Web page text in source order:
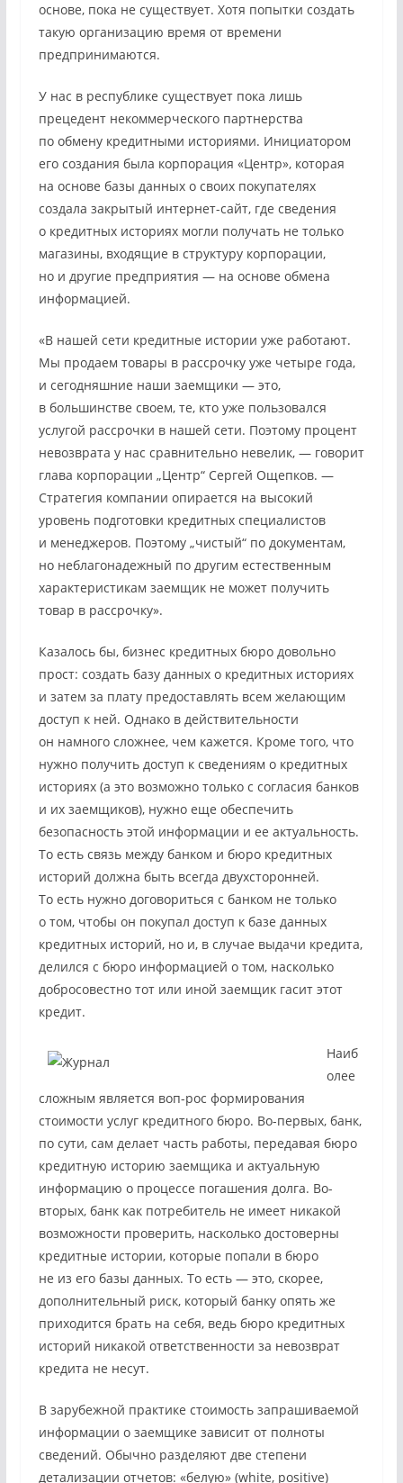
основе, пока не существует. Хотя попытки создать
такую организацию время от времени
предпринимаются.
У нас в республике существует пока лишь
прецедент некоммерческого партнерства
по обмену кредитными историями. Инициатором
его создания была корпорация «Центр», которая
на основе базы данных о своих покупателях
создала закрытый интернет-сайт, где сведения
о кредитных историях могли получать не только
магазины, входящие в структуру корпорации,
но и другие предприятия — на основе обмена
информацией.
«В нашей сети кредитные истории уже работают.
Мы продаем товары в рассрочку уже четыре года,
и сегодняшние наши заемщики — это,
в большинстве своем, те, кто уже пользовался
услугой рассрочки в нашей сети. Поэтому процент
невозврата у нас сравнительно невелик, — говорит
глава корпорации „Центр“ Сергей Ощепков. —
Стратегия компании опирается на высокий
уровень подготовки кредитных специалистов
и менеджеров. Поэтому „чистый“ по документам,
но неблагонадежный по другим естественным
характеристикам заемщик не может получить
товар в рассрочку».
Казалось бы, бизнес кредитных бюро довольно
прост: создать базу данных о кредитных историях
и затем за плату предоставлять всем желающим
доступ к ней. Однако в действительности
он намного сложнее, чем кажется. Кроме того, что
нужно получить доступ к сведениям о кредитных
историях (а это возможно только с согласия банков
и их заемщиков), нужно еще обеспечить
безопасность этой информации и ее актуальность.
То есть связь между банком и бюро кредитных
историй должна быть всегда двухсторонней.
То есть нужно договориться с банком не только
о том, чтобы он покупал доступ к базе данных
кредитных историй, но и, в случае выдачи кредита,
делился с бюро информацией о том, насколько
добросовестно тот или иной заемщик гасит этот
кредит.
Наиб
олее
сложным является воп-рос формирования
стоимости услуг кредитного бюро. Во-первых, банк,
по сути, сам делает часть работы, передавая бюро
кредитную историю заемщика и актуальную
информацию о процессе погашения долга. Во-
вторых, банк как потребитель не имеет никакой
возможности проверить, насколько достоверны
кредитные истории, которые попали в бюро
не из его базы данных. То есть — это, скорее,
дополнительный риск, который банку опять же
приходится брать на себя, ведь бюро кредитных
историй никакой ответственности за невозврат
кредита не несут.
В зарубежной практике стоимость запрашиваемой
информации о заемщике зависит от полноты
сведений. Обычно разделяют две степени
детализации отчетов: «белую» (white, positive)